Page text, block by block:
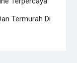
Termurah Di